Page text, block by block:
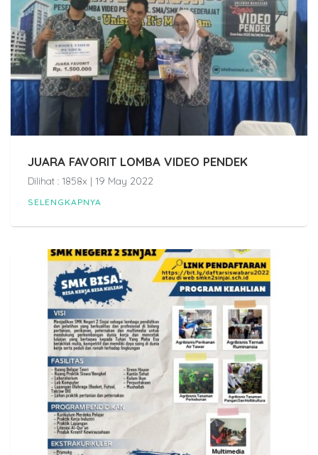
JUARA FAVORIT LOMBA VIDEO PENDEK
Dilihat : 1858x | 19 May 2022
SELENGKAPNYA